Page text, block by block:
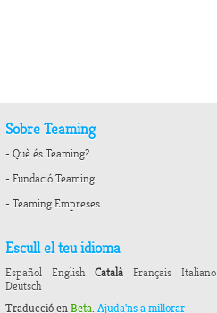
Sobre Teaming
- Què és Teaming?
- Fundació Teaming
- Teaming Empreses
Escull el teu idioma
Español English Català Français Italiano
Deutsch
Traducció enBeta. Ajuda'ns a millorar